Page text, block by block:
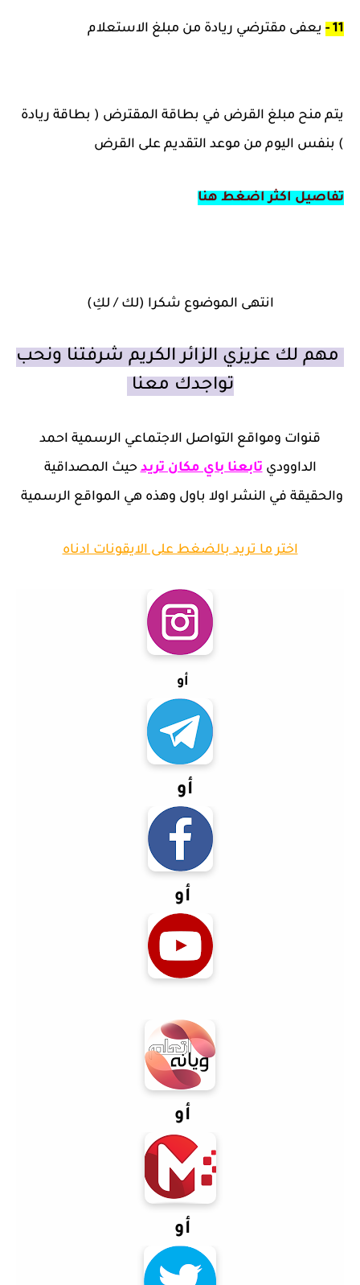
11 - يعفى مقترضي ريادة من مبلغ الاستعلام
يتم منح مبلغ القرض في بطاقة المقترض ( بطاقة ريادة
) بنفس اليوم من موعد التقديم على القرض
تفاصيل اكثر اضغط هنا
انتهى الموضوع شكرا (لك / لكِ)
مهم لك عزيزي الزائر الكريم شرفتنا ونحب
تواجدك معنا
قنوات ومواقع التواصل الاجتماعي الرسمية احمد
الداووديتابعنا باي مكان تريدحيث المصداقية
والحقيقة في النشر اولا باول وهذه هي المواقع الرسمية
اختر ما تريد بالضغط على الايقونات ادناه
أو
أو
أو
أو
أو